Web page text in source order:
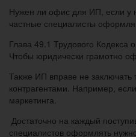
Нужен ли офис для ИП, если у
частные специалисты
Глава 49.1 Трудового
Чтобы юридически грамотно
Также ИП вправе не заключать
контрагентами. Например,
маркетинга.
Достаточно на каждый
специалистов оформлять